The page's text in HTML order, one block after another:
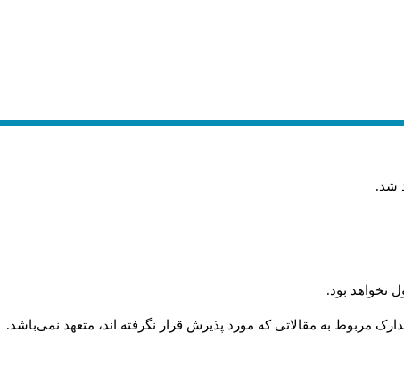
شد.
نخواهد بود.
مربوط به مقالاتی که مورد پذیرش قرار نگرفته اند، متعهد نمی‌باشد.